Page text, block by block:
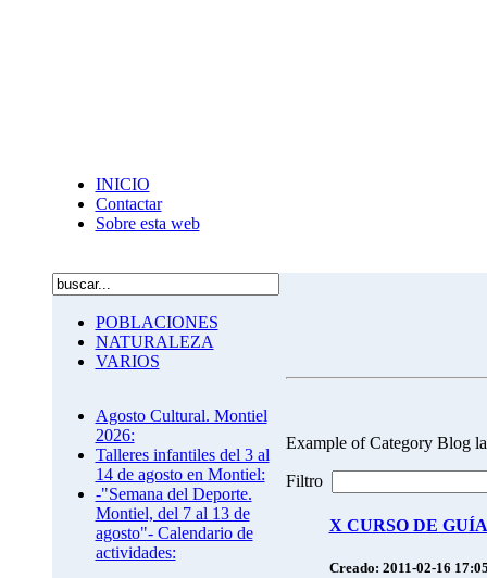
INICIO
Contactar
Sobre esta web
POBLACIONES
NATURALEZA
VARIOS
Agosto Cultural. Montiel
2026:
Talleres infantiles del 3 al
14 de agosto en Montiel:
-"Semana del Deporte.
Montiel, del 7 al 13 de
agosto"- Calendario de
actividades:
Example of Category Blog
Filtro
X CURSO DE
Creado: 2011-02-16